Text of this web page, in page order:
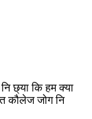
छ्या कि हम क्या
कौलेज जोग नि